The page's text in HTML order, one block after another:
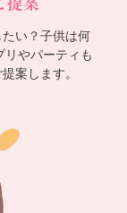
い？子供は何
リやパーティも
案します。